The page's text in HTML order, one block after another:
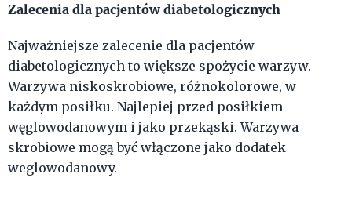
Zalecenia dla pacjentów diabetologicznych
Najważniejsze zalecenie dla pacjentów
diabetologicznych to większe spożycie warzyw.
Warzywa niskoskrobiowe, różnokolorowe, w
każdym posiłku. Najlepiej przed posiłkiem
węglowodanowym i jako przekąski. Warzywa
skrobiowe mogą być włączone jako dodatek
weglowodanowy.